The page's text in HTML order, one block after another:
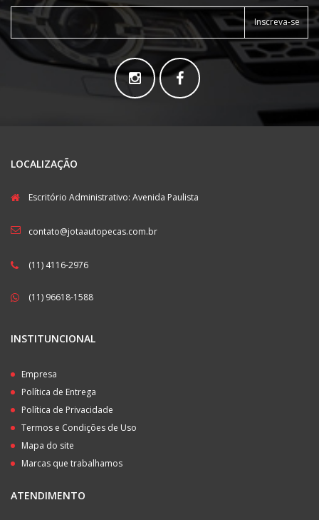
Inscreva-se
LOCALIZAÇÃO
Escritório Administrativo: Avenida Paulista
contato@jotaautopecas.com.br
(11) 4116-2976
(11) 96618-1588
INSTITUNCIONAL
Empresa
Política de Entrega
Política de Privacidade
Termos e Condições de Uso
Mapa do site
Marcas que trabalhamos
ATENDIMENTO